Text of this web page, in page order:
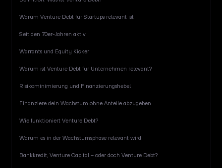
Warum Venture Debt für Startups relevant ist
Seit den 70er-Jahren aktiv
Warrants und Equity Kicker
Warum ist Venture Debt für Unternehmen relevant?
Risikominimierung und Finanzierungshebel
Finanziere dein Wachstum ohne Anteile abzugeben
Wie funktioniert Venture Debt?
Warum es in der Wachstumsphase relevant wird
Bankkredit, Venture Capital – oder doch Venture Debt?